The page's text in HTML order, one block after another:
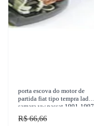
porta escova do motor de
partida fiat tipo tempra lada
samara vw passat 1991-1997
unifap - 1.126/4
R$ 66,66